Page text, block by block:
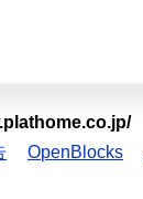
OpenBlocks